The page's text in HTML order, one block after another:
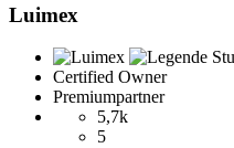
Luimex
Certified Owner
Premiumpartner
5,7k
5